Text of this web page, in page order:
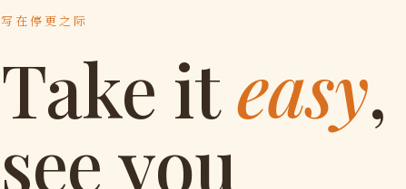
写在停更之际
Take iteasy,
see you